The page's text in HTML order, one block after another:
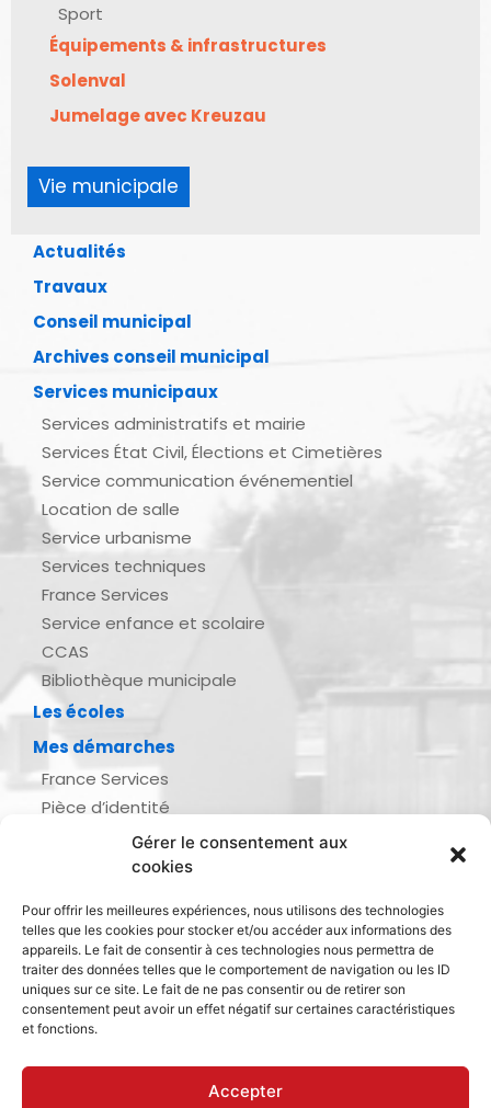
Gérer le consentement aux
cookies
Pour offrir les meilleures expériences, nous utilisons des technologies
telles que les cookies pour stocker et/ou accéder aux informations des
appareils. Le fait de consentir à ces technologies nous permettra de
traiter des données telles que le comportement de navigation ou les ID
uniques sur ce site. Le fait de ne pas consentir ou de retirer son
consentement peut avoir un effet négatif sur certaines caractéristiques
et fonctions.
Accepter
Sport
Équipements & infrastructures
Solenval
Jumelage avec Kreuzau
Vie municipale
Actualités
Travaux
Conseil municipal
Archives conseil municipal
Services municipaux
Services administratifs et mairie
Services État Civil, Élections et Cimetières
Service communication événementiel
Location de salle
Service urbanisme
Services techniques
France Services
Service enfance et scolaire
CCAS
Bibliothèque municipale
Les écoles
Mes démarches
France Services
Pièce d’identité
Demande d’actes d’état civil
Inscription listes électorales
Recensement militaire
Le journal de ma ville
Gestion des déchets